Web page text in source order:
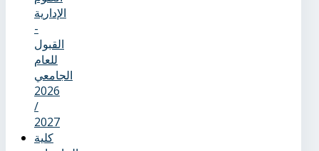
الإدارية
-
القبول
للعام
الجامعي
2026
/
2027
كلية